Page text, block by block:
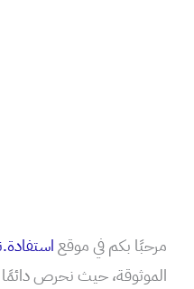
مرحبًا بكم في موقع
الموثوقة، حيث نحرص